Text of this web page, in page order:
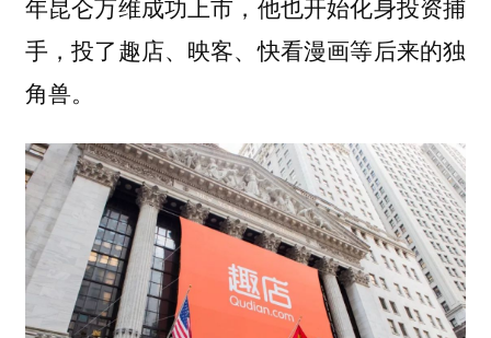
手，投了趣店、映客、快看漫画等后来的独
角兽。